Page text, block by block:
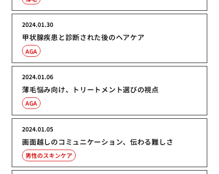
甲状腺疾患と診断された後のヘアケア
2024.01.30
AGA
薄毛悩み向け、トリートメント選びの視点
2024.01.06
AGA
画面越しのコミュニケーション、伝わる難しさ
2024.01.05
男性のスキンケア